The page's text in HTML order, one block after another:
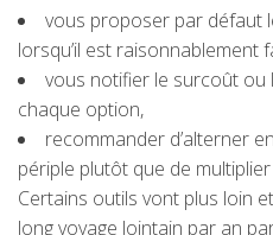
vous proposer par défaut
lorsqu’il est raisonnablement
vous notifier le surcoût ou
chaque option,
recommander d’alterner
périple plutôt que de
Certains outils vont plus loin
long voyage lointain par an